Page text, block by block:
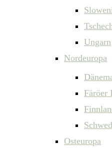
Ungarn
Nordeuropa
Färöer
Osteuropa